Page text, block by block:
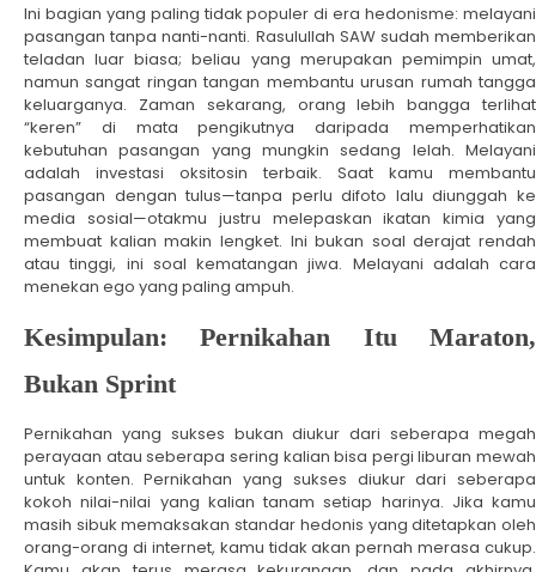
Ini bagian yang paling tidak populer di era hedonisme: melayani
pasangan tanpa nanti-nanti. Rasulullah SAW sudah memberikan
teladan luar biasa; beliau yang merupakan pemimpin umat,
namun sangat ringan tangan membantu urusan rumah tangga
keluarganya. Zaman sekarang, orang lebih bangga terlihat
“keren” di mata pengikutnya daripada memperhatikan
kebutuhan pasangan yang mungkin sedang lelah. Melayani
adalah investasi oksitosin terbaik. Saat kamu membantu
pasangan dengan tulus—tanpa perlu difoto lalu diunggah ke
media sosial—otakmu justru melepaskan ikatan kimia yang
membuat kalian makin lengket. Ini bukan soal derajat rendah
atau tinggi, ini soal kematangan jiwa. Melayani adalah cara
menekan ego yang paling ampuh.
Kesimpulan: Pernikahan Itu Maraton,
Bukan Sprint
Pernikahan yang sukses bukan diukur dari seberapa megah
perayaan atau seberapa sering kalian bisa pergi liburan mewah
untuk konten. Pernikahan yang sukses diukur dari seberapa
kokoh nilai-nilai yang kalian tanam setiap harinya. Jika kamu
masih sibuk memaksakan standar hedonis yang ditetapkan oleh
orang-orang di internet, kamu tidak akan pernah merasa cukup.